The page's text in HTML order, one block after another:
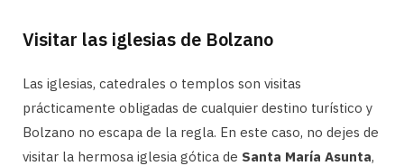
Visitar las iglesias de Bolzano
Las iglesias, catedrales o templos son visitas
prácticamente obligadas de cualquier destino turístico y
Bolzano no escapa de la regla. En este caso, no dejes de
visitar la hermosa iglesia gótica de Santa María Asunta,